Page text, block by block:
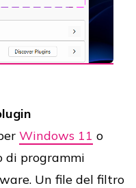
Windows 11 o
di programmi
Un file del filtro